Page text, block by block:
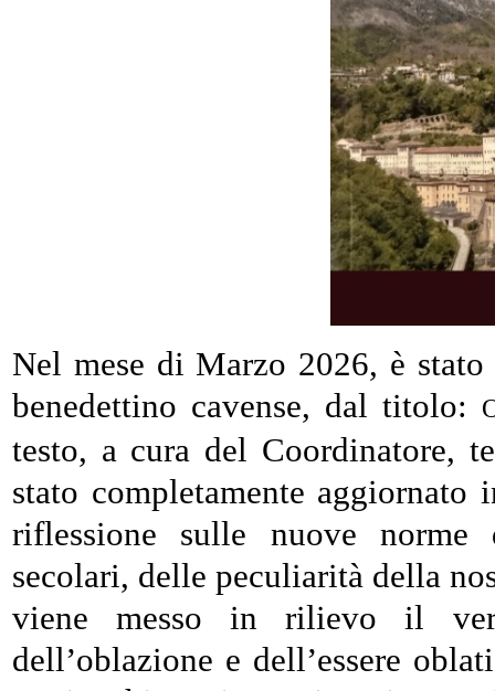
Nel mese di Marzo 2026, è
benedettino cavense, dal titolo:
testo, a cura del Coordinatore,
stato completamente
riflessione sulle nuove
secolari, delle peculiarità della
viene messo in rilievo il
dell’oblazione e dell’essere